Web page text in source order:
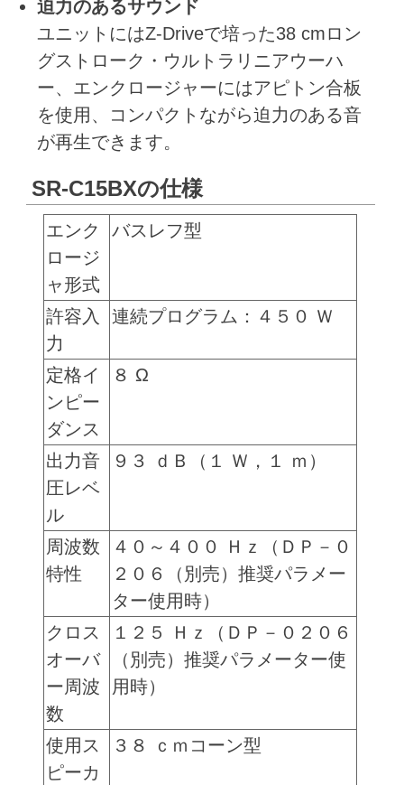
迫力のあるサウンド
ユニットにはZ-Driveで培った38 cmロン
グストローク・ウルトラリニアウーハ
ー、エンクロージャーにはアピトン合板
を使用、コンパクトながら迫力のある音
が再生できます。
SR-C15BXの仕様
エンク
ロージ
ャ形式
バスレフ型
許容入
力
連続プログラム：４５０ Ｗ
定格イ
ンピー
ダンス
８ Ω
出力音
圧レベ
ル
９３ ｄＢ（１ Ｗ，１ ｍ）
周波数
特性
４０～４００ Ｈｚ（ＤＰ－０
２０６（別売）推奨パラメー
ター使用時）
クロス
オーバ
ー周波
数
１２５ Ｈｚ（ＤＰ－０２０６
（別売）推奨パラメーター使
用時）
使用ス
ピーカ
３８ ｃｍコーン型